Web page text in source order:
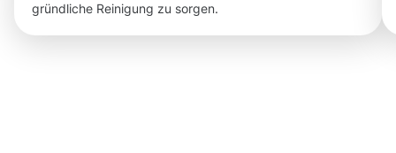
gründliche Reinigung zu sorgen.